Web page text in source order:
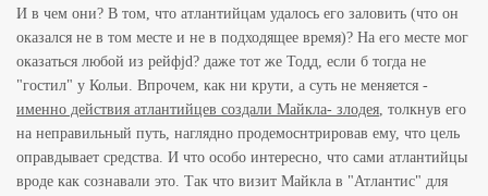
И в чем они? В том, что атлантийцам удалось его заловить (что он
оказался не в том месте и не в подходящее время)? На его месте мог
оказаться любой из рейфjd? даже тот же Тодд, если б тогда не
"гостил" у Кольи. Впрочем, как ни крути, а суть не меняется -
именно действия атлантийцев создали Майкла- злодея, толкнув его
на неправильный путь, наглядно продемоснтрировав ему, что цель
оправдывает средства. И что особо интересно, что сами атлантийцы
вроде как сознавали это. Так что визит Майкла в "Атлантис" для